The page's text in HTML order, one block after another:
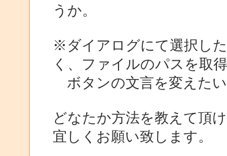
うか。
※ダイアログにて選択し
く、ファイルのパスを取
ボタンの文言を変えた
どなたか方法を教えて頂
宜しくお願い致します。